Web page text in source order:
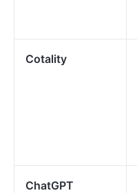
Cotality
ChatGPT